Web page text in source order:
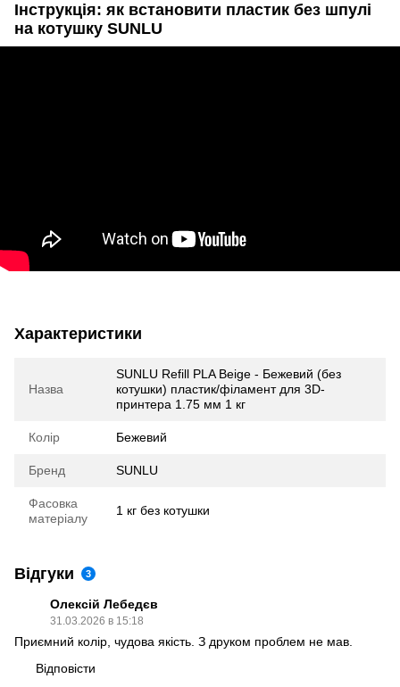
Інструкція: як встановити пластик без шпулі
на котушку SUNLU
Характеристики
Назва
SUNLU Refill PLA Beige - Бежевий (без
котушки) пластик/філамент для 3D-
принтера 1.75 мм 1 кг
Колір Бежевий
Бренд SUNLU
Фасовка
матеріалу
1 кг без котушки
Відгуки 3
Олексій Лебедєв
31.03.2026 в 15:18
Приємний колір, чудова якість. З друком проблем не мав.
Відповісти